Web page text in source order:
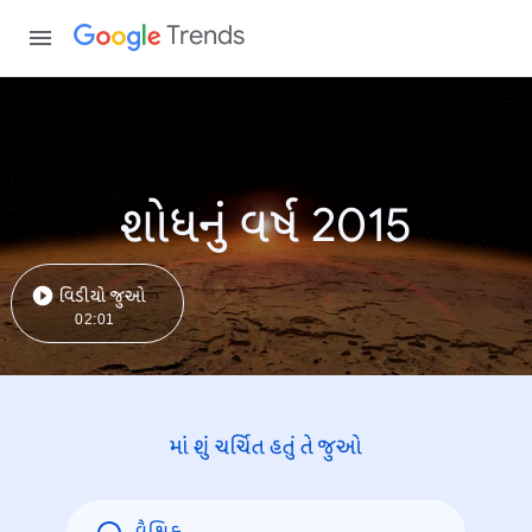
Trends
શોધનું વર્ષ 2015
વિડીયો જુઓ
02:01
માં શું ચર્ચિત હતું તે જુઓ